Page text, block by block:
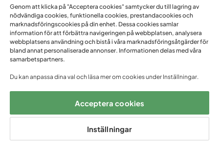
och hur du bäst torkar dem.
Vi går också igenom om det
finns skillnader i hur du bör
tvätta kökshanddukar
jämfört med badlakan och
toaletthanddukar.
FÅ UNIKA ERBJUDANDEN
– ANMÄL DIG TILL VÅRT
NYHETSBREV!
Email
Prenumerera
Genom att klicka på "Acceptera cookies" samtycker du till lagring av
nödvändiga cookies, funktionella cookies, prestandacookies och
marknadsföringscookies på din enhet. Dessa cookies samlar
information för att förbättra navigeringen på webbplatsen, analysera
webbplatsens användning och bistå i våra marknadsföringsåtgärder för
bland annat personaliserade annonser. Informationen delas med våra
samarbetspartners.
Du kan anpassa dina val och läsa mer om cookies under Inställningar.
Acceptera cookies
Inställningar